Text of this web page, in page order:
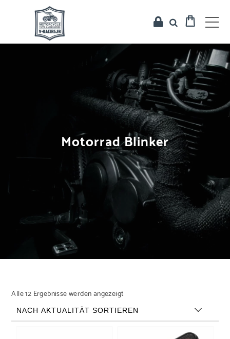
Motorrad Blinker
Alle 12 Ergebnisse werden angezeigtNach Aktualität sortiert